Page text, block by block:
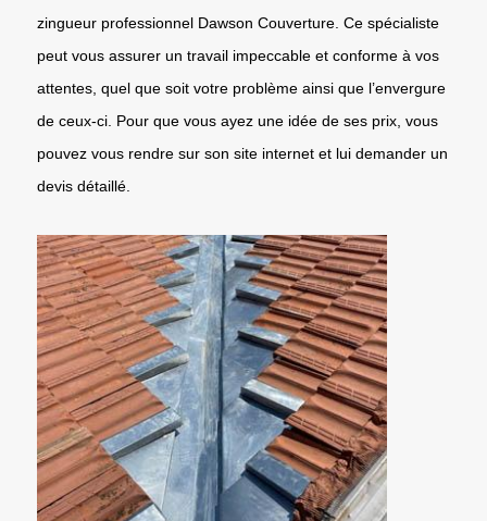
zingueur professionnel Dawson Couverture. Ce spécialiste
peut vous assurer un travail impeccable et conforme à vos
attentes, quel que soit votre problème ainsi que l’envergure
de ceux-ci. Pour que vous ayez une idée de ses prix, vous
pouvez vous rendre sur son site internet et lui demander un
devis détaillé.